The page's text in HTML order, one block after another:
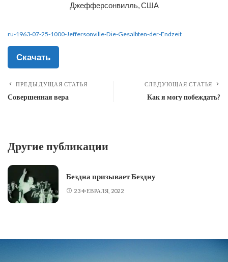
Джефферсонвилль, США
ru-1963-07-25-1000-Jeffersonville-Die-Gesalbten-der-Endzeit
Скачать
ПРЕДЫДУЩАЯ СТАТЬЯ
Совершенная вера
СЛЕДУЮЩАЯ СТАТЬЯ
Как я могу побеждать?
Другие публикации
Бездна призывает Бездну
23 ФЕВРАЛЯ, 2022